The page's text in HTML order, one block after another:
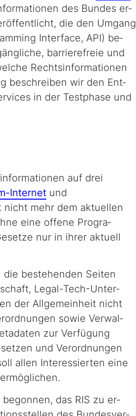
des Bundes er­
die den Umgang
Interface, API) be­
barrierefreie und
Rechtsinformationen
beschreiben wir den Ent­
in der Testphase und
auf drei
Internet und
nicht mehr dem aktuellen
eine offene Pro­gra­
nur in ihrer aktuell
bestehenden Seiten
Legal-Tech-Un­ter­
der Allgemeinheit nicht
sowie Ver­wal­
zur Verfügung
und Verordnungen
allen Interessierten eine
das RIS zu er­